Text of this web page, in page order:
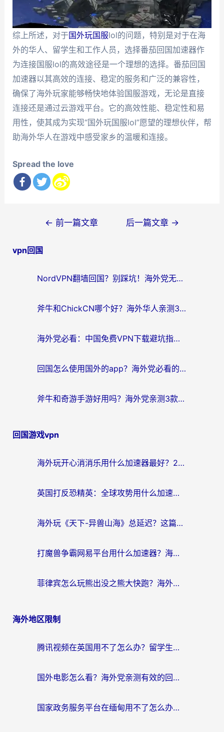
综上所述，对于国外玩国服lol的问题，特别是对于在海
外的华人、留学生和工作人员，选择番茄回国加速器作
为连接国服lol的高效途径是一个理想的选择。番茄回国
加速器以其高效的连接、稳定的服务和广泛的兼容性，
确保了海外玩家能够畅快地体验国服游戏，无论是直接
连接还是通过云游戏平台。它的高效性能、稳定性和易
用性，使其成为实现“国外玩国服lol”愿望的理想伙伴，帮
助海外华人在游戏中感受家乡的温暖和连接。
Spread the love
导
← 前一篇文章 后一篇文章 →
vpn回国
NordVPN翻墙回国？别踩坑！海外党无缝访问国内资源的真实指南
斧牛和ChickCN哪个好？海外华人亲测3款回国加速器+免费试用攻略
海外党必看：中国免费VPN下载避坑指南 + 无缝访问国内资源的终极方案
回国怎么使用国外的app？海外党必看的无缝访问国内资源全攻略
斧牛和奇游手游好用吗？海外党亲测3款回国加速器，选对才能无缝刷国内资源
回国游戏vpn
海外玩开心消消乐用什么加速器最好？2026真实体验指南，告别延迟卡顿
英国打反恐精英：全球攻势用什么加速器？2026年实测有效的国服游戏加速指南
海外玩《天下-异兽山海》总延迟？这篇延迟加速器指南帮你告别卡顿（附日本玩Sky光·遇最高警戒解决方案）
打魔兽争霸网易平台用什么加速器？海外党亲测有效的国服游戏加速指南
菲律宾怎么玩熊出没之熊大快跑？海外党国服游戏加速终极攻略（附3款热门游戏实测）
海外地区限制
腾讯视频在英国用不了怎么办？留学生亲测有效的回国加速器指南
国外电影怎么看？海外党亲测有效的回国加速器选择指南
国家政务服务平台在缅甸用不了怎么办？海外华人必看的回国加速全攻略